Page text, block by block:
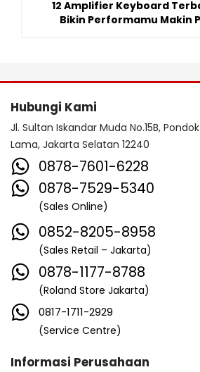
12 Amplifier Keyboard
Bikin Performamu Makin
Hubungi Kami
Jl. Sultan Iskandar Muda No.15B,
Lama, Jakarta Selatan 12240
0878-7601-6228
0878-7529-5340
(Sales Online)
0852-8205-8958
(Sales Retail – Jakarta)
0878-1177-8788
(Roland Store Jakarta)
0817-1711-2929
(Service Centre)
Informasi Perusahaan